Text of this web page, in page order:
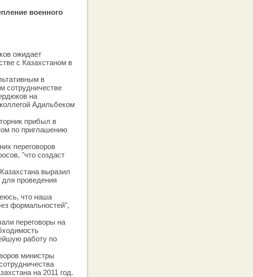
военного
ожидает
с Казахстаном в
в
сотрудничестве
на
Адильбеком
прибыл в
по приглашению
переговоров
"что создаст
выразил
проведения
что наша
формальностей",
переговоры на
работу по
министры
на 2011 год.